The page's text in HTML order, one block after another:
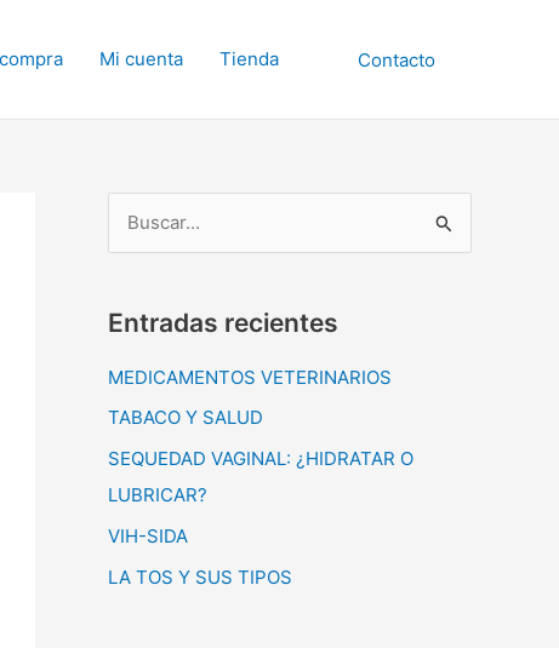
Mi cuenta Tienda Contacto
c
a
r
Entradas recientes
MEDICAMENTOS VETERINARIOS
TABACO Y SALUD
SEQUEDAD VAGINAL: ¿HIDRATAR O
LUBRICAR?
VIH-SIDA
LA TOS Y SUS TIPOS